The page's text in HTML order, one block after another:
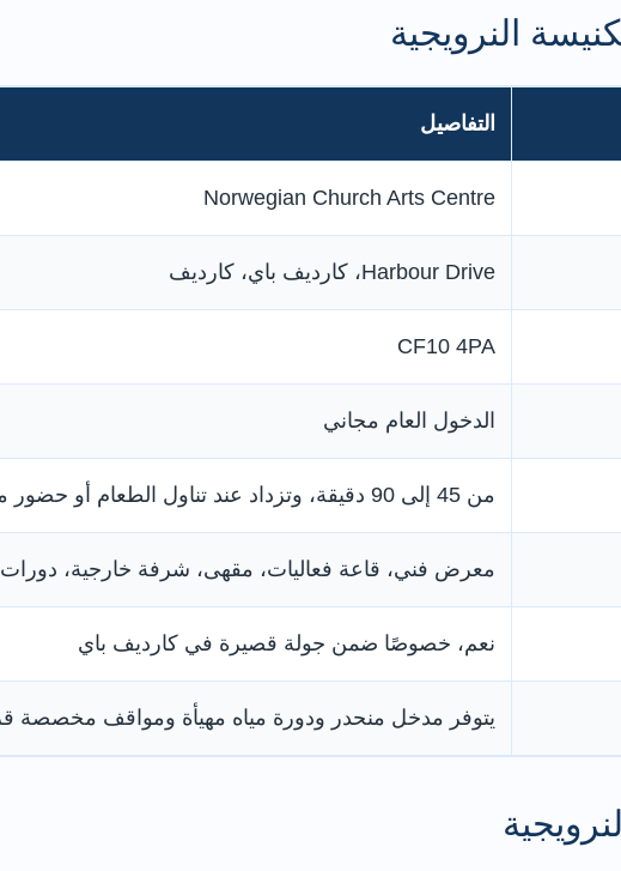
النرويجية
التفاصيل
Norwegian Church Arts Centre
Harbour Drive، كارديف باي، كارديف
CF10 4PA
الدخول العام مجاني
من 45 إلى 90 دقيقة، وتزداد عند تناول الطعام أو حضور معرض
معرض فني، قاعة فعاليات، مقهى، شرفة خارجية، دورات
نعم، خصوصًا ضمن جولة قصيرة في كارديف باي
يتوفر مدخل منحدر ودورة مياه مهيأة ومواقف مخصصة